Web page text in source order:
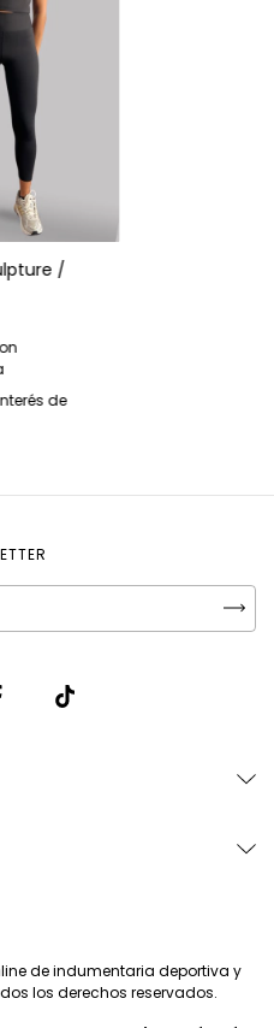
/
de
de indumentaria deportiva y
los derechos reservados.